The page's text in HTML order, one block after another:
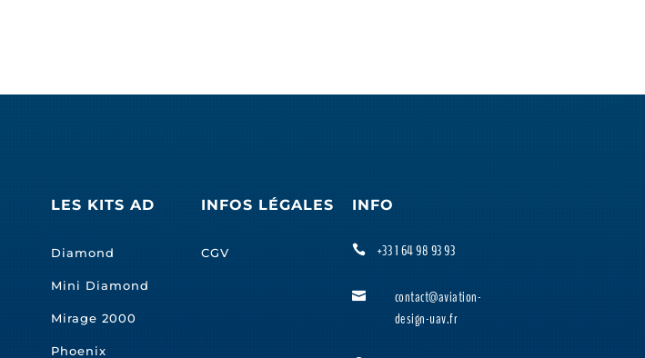
LES KITS AD
Diamond
Mini Diamond
Mirage 2000
Phoenix
INFOS LÉGALES
CGV
INFO
 +33 1 64 98 93 93

contact@aviation-
design-uav.fr